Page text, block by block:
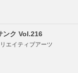
ンク Vol.216
エイティブアーツ